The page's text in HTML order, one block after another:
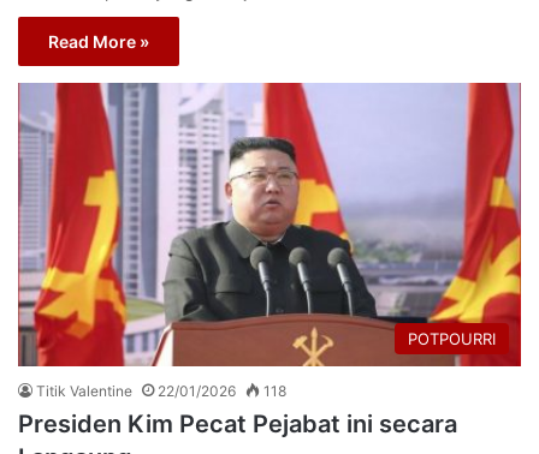
Read More »
POTPOURRI
Titik Valentine 22/01/2026 118
Presiden Kim Pecat Pejabat ini secara